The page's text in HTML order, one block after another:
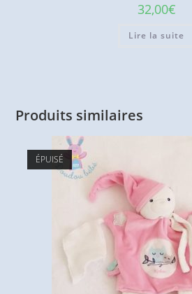
32,00€
Lire la suite
Produits similaires
ÉPUISÉ